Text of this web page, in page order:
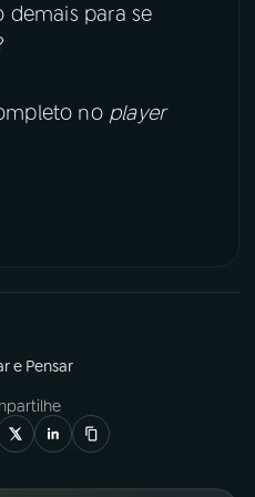
demais para se
no player
e Pensar